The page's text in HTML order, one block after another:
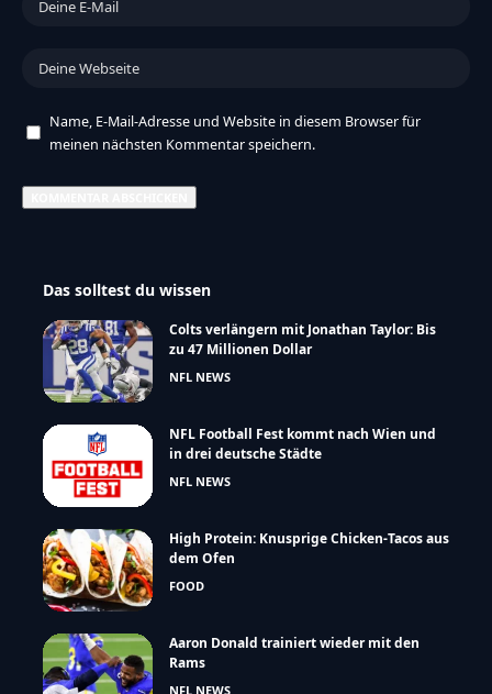
Name, E-Mail-Adresse und Website in diesem Browser für
meinen nächsten Kommentar speichern.
Das solltest du wissen
Colts verlängern mit Jonathan Taylor: Bis
zu 47 Millionen Dollar
NFL NEWS
NFL Football Fest kommt nach Wien und
in drei deutsche Städte
NFL NEWS
High Protein: Knusprige Chicken-Tacos aus
dem Ofen
FOOD
Aaron Donald trainiert wieder mit den
Rams
NFL NEWS